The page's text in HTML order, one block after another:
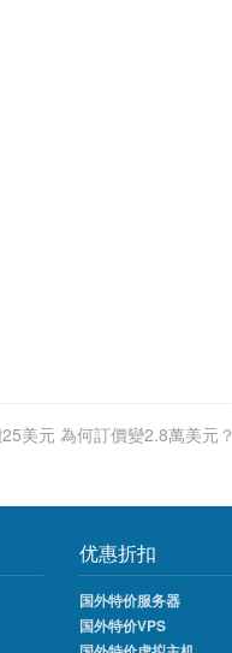
組美玩具 原價25美元 為何訂價變2.8萬美元？
优惠折扣
国外特价服务器
国外特价VPS